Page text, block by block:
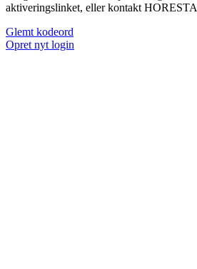
aktiveringslinket, eller kontakt
Glemt kodeord
Opret nyt login